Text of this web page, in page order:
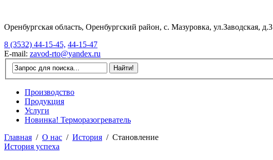
Оренбургская область, Оренбургский район, с. Мазуровка, ул.Заводская, д.3
8 (3532) 44-15-45, 44-15-47
E-mail: zavod-rto@yandex.ru
Производство
Продукция
Услуги
Новинка! Терморазогреватель
Главная / О нас / История / Становление
История успеха